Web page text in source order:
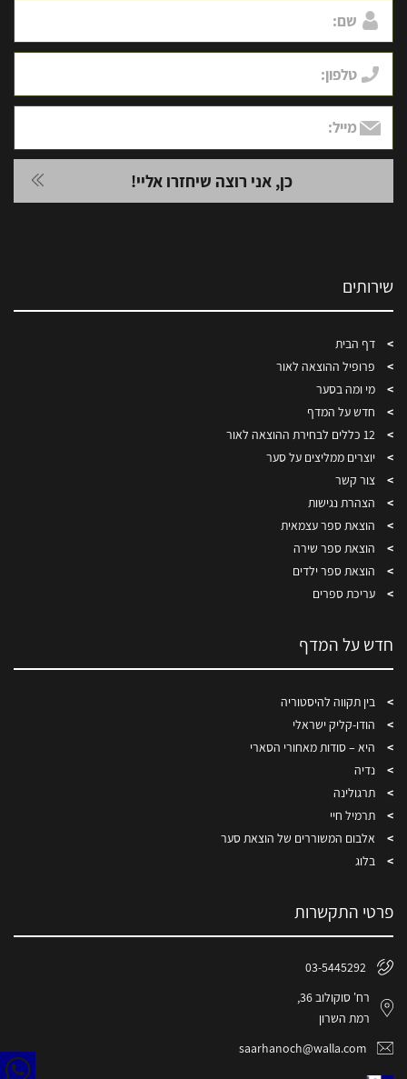
שירותים
דף הבית
פרופיל ההוצאה לאור
מי ומה בסער
חדש על המדף
12 כללים לבחירת ההוצאה לאור
יוצרים ממליצים על סער
צור קשר
הצהרת נגישות
הוצאת ספר עצמאית
הוצאת ספר שירה
הוצאת ספר ילדים
עריכת ספרים
חדש על המדף
בין תקווה להיסטוריה
הודו-קליק ישראלי
היא – סודות מאחורי הסארי
נדיה
תרגולינה
תרמיל חיי
אלבום המשוררים של הוצאת סער
בלוג
פרטי התקשרות
03-5445292
רח' סוקולוב 36,
רמת השרון
saarhanoch@walla.com